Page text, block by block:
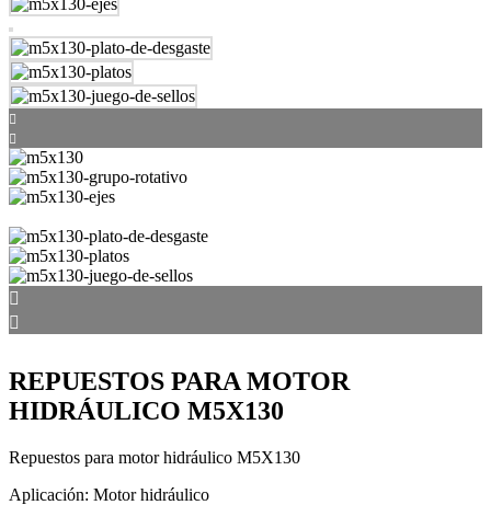
REPUESTOS PARA MOTOR
HIDRÁULICO M5X130
Repuestos para motor hidráulico M5X130
Aplicación: Motor hidráulico